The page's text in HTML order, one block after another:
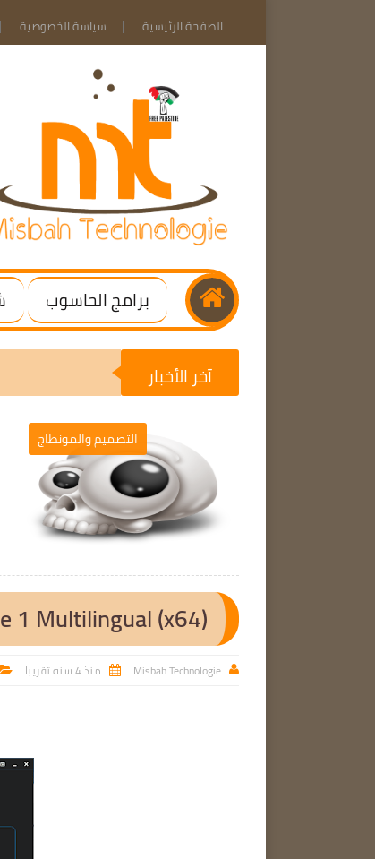
الصفحة الرئيسية سياسة الخصوصية
برامج الحاسوب
آخر الأخبار
التصميم والمونطاج
1 Multilingual (x64)

Misbah Technologie
 منذ 4 سنه تقريبا 